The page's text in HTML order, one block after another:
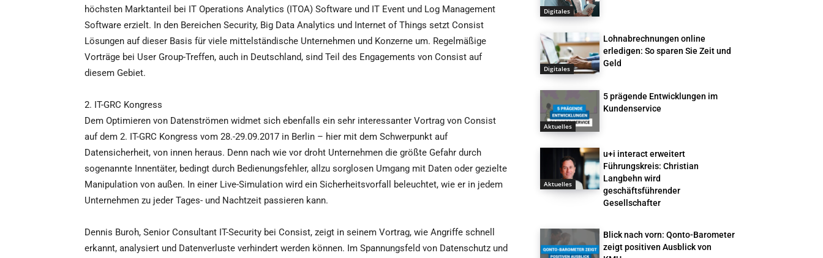
höchsten Marktanteil bei IT Operations Analytics (ITOA) Software und IT Event und Log Management
Software erzielt. In den Bereichen Security, Big Data Analytics und Internet of Things setzt Consist
Lösungen auf dieser Basis für viele mittelständische Unternehmen und Konzerne um. Regelmäßige
Vorträge bei User Group-Treffen, auch in Deutschland, sind Teil des Engagements von Consist auf
diesem Gebiet.
2. IT-GRC Kongress
Dem Optimieren von Datenströmen widmet sich ebenfalls ein sehr interessanter Vortrag von Consist
auf dem 2. IT-GRC Kongress vom 28.-29.09.2017 in Berlin – hier mit dem Schwerpunkt auf
Datensicherheit, von innen heraus. Denn nach wie vor droht Unternehmen die größte Gefahr durch
sogenannte Innentäter, bedingt durch Bedienungsfehler, allzu sorglosen Umgang mit Daten oder gezielte
Manipulation von außen. In einer Live-Simulation wird ein Sicherheitsvorfall beleuchtet, wie er in jedem
Unternehmen zu jeder Tages- und Nachtzeit passieren kann.
Dennis Buroh, Senior Consultant IT-Security bei Consist, zeigt in seinem Vortrag, wie Angriffe schnell
erkannt, analysiert und Datenverluste verhindert werden können. Im Spannungsfeld von Datenschutz und
Digitales
Digitales
Lohnabrechnungen online
erledigen: So sparen Sie Zeit und
Geld
Aktuelles
5 prägende Entwicklungen im
Kundenservice
Aktuelles
u+i interact erweitert
Führungskreis: Christian
Langbehn wird
geschäftsführender
Gesellschafter
Blick nach vorn: Qonto-Barometer
zeigt positiven Ausblick von